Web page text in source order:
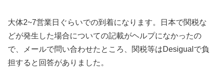
大体2~7営業日ぐらいでの到着になります。日本で関税な
どが発生した場合についての記載がヘルプになかったの
で、メールで問い合わせたところ、関税等はDesigualで負
担すると回答がありました。